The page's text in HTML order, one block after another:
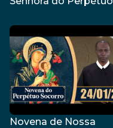
Novena de Nossa